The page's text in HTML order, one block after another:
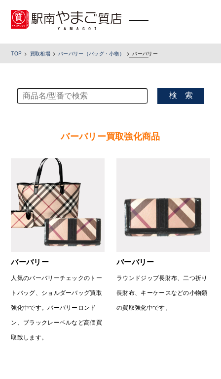
toggle
TOP 買取相場 バーバリー（バッグ・小物） バーバリー
検 索
バーバリー買取強化商品
バーバリー
人気のバーバリーチェックのトー
トバッグ、ショルダーバッグ買取
強化中です。バーバリーロンド
ン、ブラックレーベルなど高価買
取致します。
バーバリー
ラウンドジップ長財布、二つ折り
長財布、キーケースなどの小物類
の買取強化中です。